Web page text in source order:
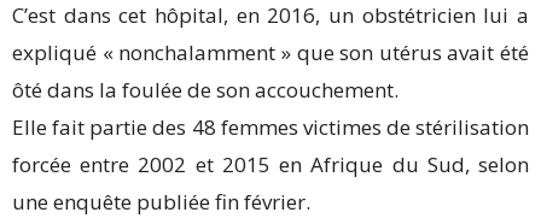
C’est dans cet hôpital, en 2016, un obstétricien lui a
expliqué « nonchalamment » que son utérus avait été
ôté dans la foulée de son accouchement.
Elle fait partie des 48 femmes victimes de stérilisation
forcée entre 2002 et 2015 en Afrique du Sud, selon
une enquête publiée fin février.